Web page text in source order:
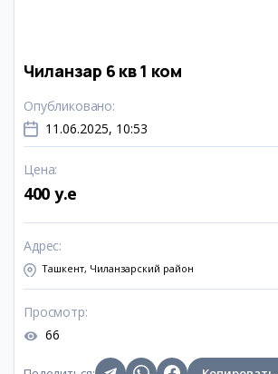
Чиланзар 6 кв 1 ком
Опубликовано:
11.06.2025, 10:53
Цена:
400 y.e
Адрес:
Ташкент, Чиланзарский район
Просмотр:
66